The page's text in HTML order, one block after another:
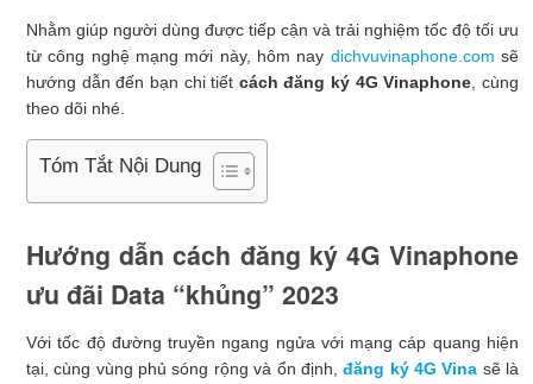
Nhằm giúp người dùng được tiếp cận và trải nghiệm tốc độ tối ưu
từ công nghệ mạng mới này, hôm nay dichvuvinaphone.com sẽ
hướng dẫn đến bạn chi tiết cách đăng ký 4G Vinaphone , cùng
theo dõi nhé.
Tóm Tắt Nội Dung
Hướng dẫn cách đăng ký 4G Vinaphone
ưu đãi Data “khủng” 2023
Với tốc độ đường truyền ngang ngửa với mạng cáp quang hiện
tại, cùng vùng phủ sóng rộng và ổn định,đăng ký 4G Vina sẽ là